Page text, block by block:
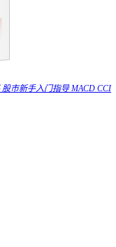
市新手入门指导 MACD CCI